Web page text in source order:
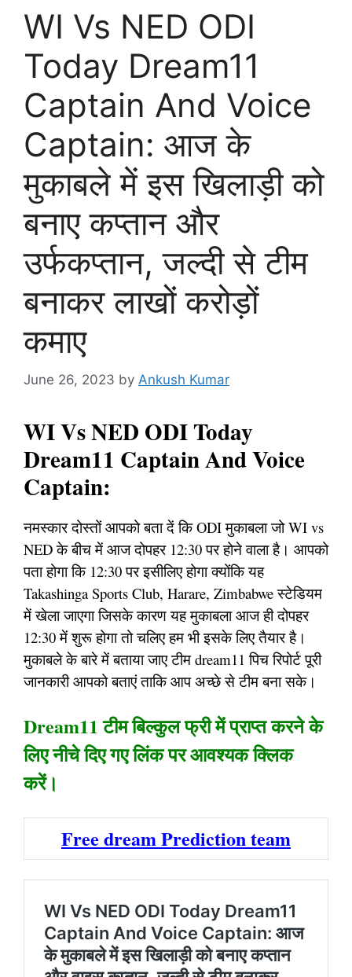
WI Vs NED ODI
Today Dream11
Captain And Voice
Captain: आज के
मुकाबले में इस खिलाड़ी को
बनाए कप्तान और
उर्फकप्तान, जल्दी से टीम
बनाकर लाखों करोड़ों
कमाए
June 26, 2023 by Ankush Kumar
WI Vs NED ODI Today
Dream11 Captain And Voice
Captain:
नमस्कार दोस्तों आपको बता दें कि ODI मुकाबला जो WI vs
NED के बीच में आज दोपहर 12:30 पर होने वाला है। आपको
पता होगा कि 12:30 पर इसीलिए होगा क्योंकि यह
Takashinga Sports Club, Harare, Zimbabwe स्टेडियम
में खेला जाएगा जिसके कारण यह मुकाबला आज ही दोपहर
12:30 में शुरू होगा तो चलिए हम भी इसके लिए तैयार है।
मुकाबले के बारे में बताया जाए टीम dream11 पिच रिपोर्ट पूरी
जानकारी आपको बताएं ताकि आप अच्छे से टीम बना सके।
Dream11 टीम बिल्कुल फ्री में प्राप्त करने के
लिए नीचे दिए गए लिंक पर आवश्यक क्लिक
करें।
Free dream Prediction team